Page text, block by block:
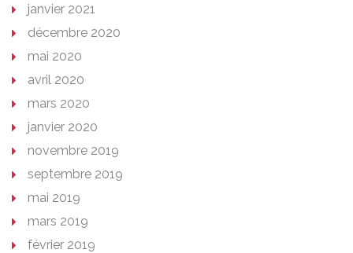
janvier 2021
décembre 2020
mai 2020
avril 2020
mars 2020
janvier 2020
novembre 2019
septembre 2019
mai 2019
mars 2019
février 2019